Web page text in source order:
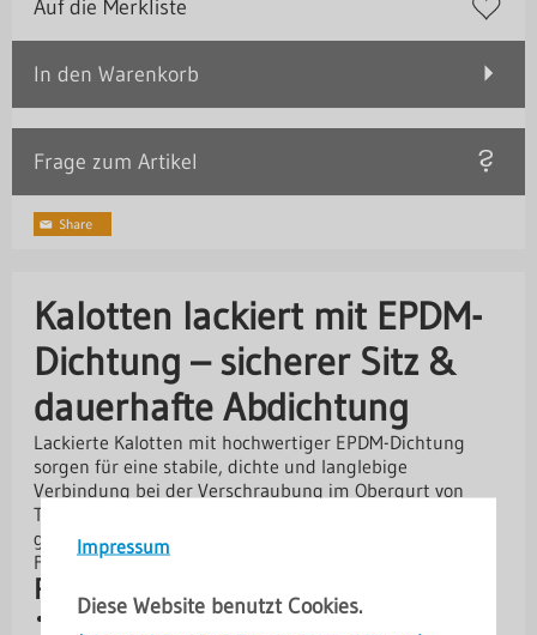
Impressum
Diese Website benutzt Cookies.
Auf die Merkliste
In den Warenkorb
Frage zum Artikel
Kalotten lackiert mit EPDM-
Dichtung – sicherer Sitz &
dauerhafte Abdichtung
Lackierte Kalotten mit hochwertiger EPDM-Dichtung
sorgen für eine stabile, dichte und langlebige
Verbindung bei der Verschraubung im Obergurt von
Trapezprofilen. Sie verteilen den Anpressdruck
gleichmäßig und verhindern das Eindringen von
Feuchtigkeit – ideal für langlebige Dachkonstruktionen.
Produktvorteile
Dauerhafte Abdichtung:EPDM-Dichtung schützt